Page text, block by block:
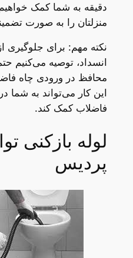
دقیقه به شما کمک
منزلتان را به صورت
نکته مهم: برای جلوگیری
انسداد، توصیه می‌کنیم
محافظ در ورودی چاه
این کار می‌تواند به
فاضلاب کمک کند.
پردیس